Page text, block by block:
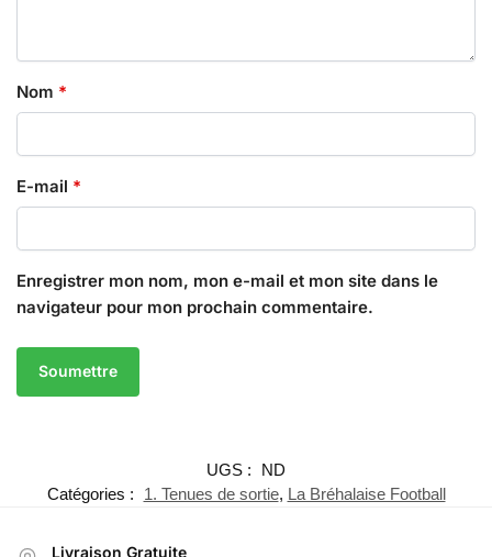
Nom *
E-mail *
Enregistrer mon nom, mon e-mail et mon site dans le
navigateur pour mon prochain commentaire.
UGS :
ND
Catégories :
1. Tenues de sortie, La Bréhalaise Football
Livraison Gratuite